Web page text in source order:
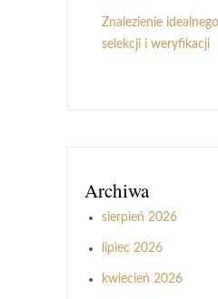
Znalezienie
selekcji i weryfikacji
Archiwa
sierpień 2026
lipiec 2026
kwiecień 2026